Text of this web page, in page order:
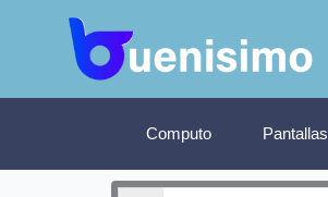
contenido
Computo Pantallas